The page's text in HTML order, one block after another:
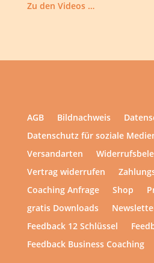
Zu den Videos …
AGB Bildnachweis
Datenschutz für soziale
Versandarten
Vertrag widerrufen
Coaching Anfrage
Shop
gratis Downloads
Feedback 12 Schlüssel
Feedback Business Coaching